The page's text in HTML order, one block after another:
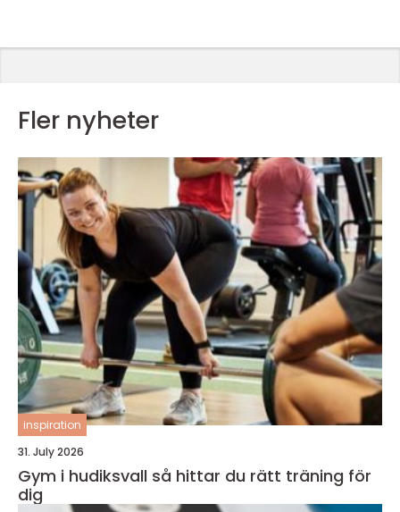
Fler nyheter
inspiration
31. July 2026
Gym i hudiksvall så hittar du rätt träning för
dig